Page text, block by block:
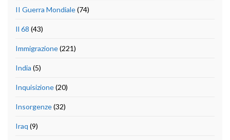
II Guerra Mondiale(74)
Il 68 (43)
Immigrazione(221)
India (5)
Inquisizione(20)
Insorgenze(32)
Iraq (9)